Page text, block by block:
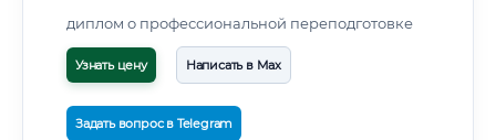
диплом о профессиональной переподготовке
Узнать цену Написать в Max
Задать вопрос в Telegram